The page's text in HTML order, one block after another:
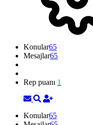
Konular65
Mesajlar65
Rep puanı 1
Konular65